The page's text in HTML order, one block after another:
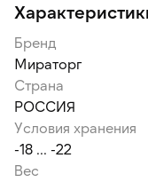
Бренд
Мираторг
Страна
РОССИЯ
Условия хранения
-18 ... -22
Вес